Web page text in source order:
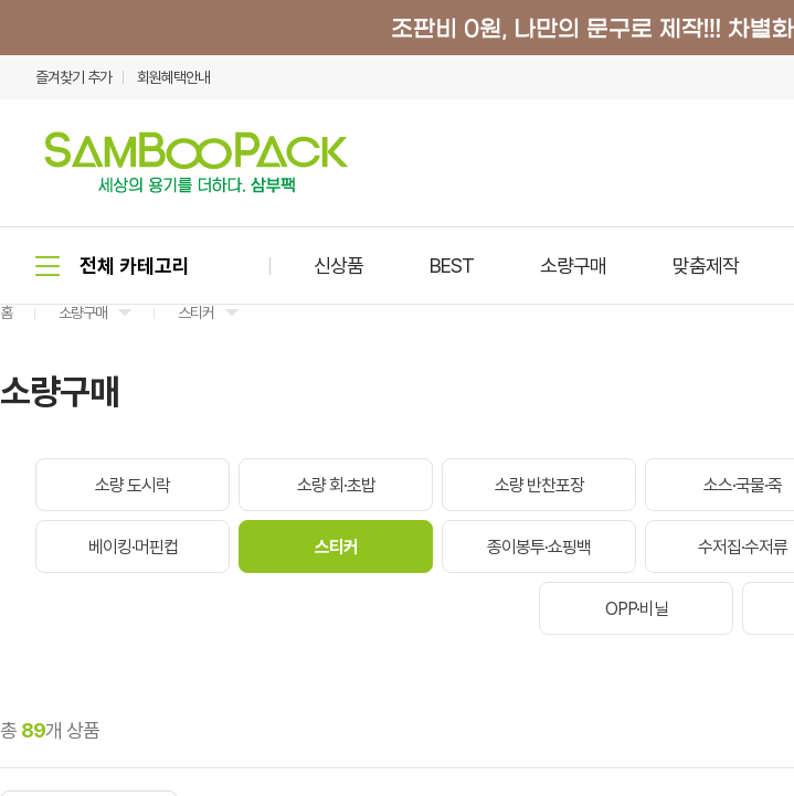
즐겨찾기 추가 회원혜택안내
신상품 BEST 소량구매 맞춤제작
홈 소량구매 스티커
소량구매
소량 도시락 소량 회·초밥 소량 반찬포장 소스·국물·죽
베이킹·머핀컵 스티커 종이봉투·쇼핑백 수저집·수저류
OPP·비닐
총 89개 상품